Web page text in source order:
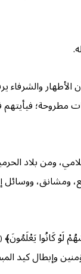
مطروحة؛
ومن بلاد
ووسائل
لَوْ كَانُوا يَعْلَمُونَ﴾
وإبطال كيد